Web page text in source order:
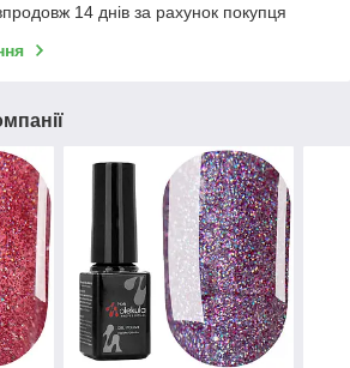
14 днів за рахунок покупця